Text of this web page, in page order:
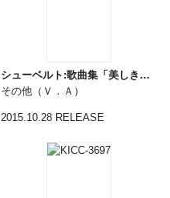
シューベルト:歌曲集「美しき水車屋の娘」
その他（Ｖ．Ａ）
2015.10.28 RELEASE